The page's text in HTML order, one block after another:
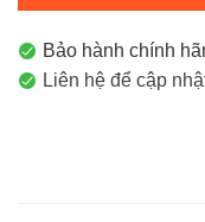
Bảo hành chính
Liên hệ để cập